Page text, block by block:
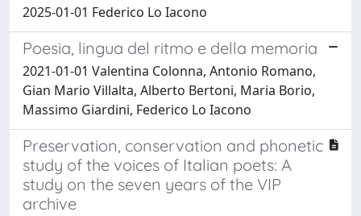
2025-01-01 Federico Lo Iacono
Poesia, lingua del ritmo e della memoria
2021-01-01 Valentina Colonna, Antonio Romano,
Gian Mario Villalta, Alberto Bertoni, Maria Borio,
Massimo Giardini, Federico Lo Iacono
Preservation, conservation and phonetic
study of the voices of Italian poets: A
study on the seven years of the VIP
archive